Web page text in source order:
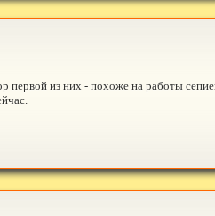
первой из них - похоже на работы